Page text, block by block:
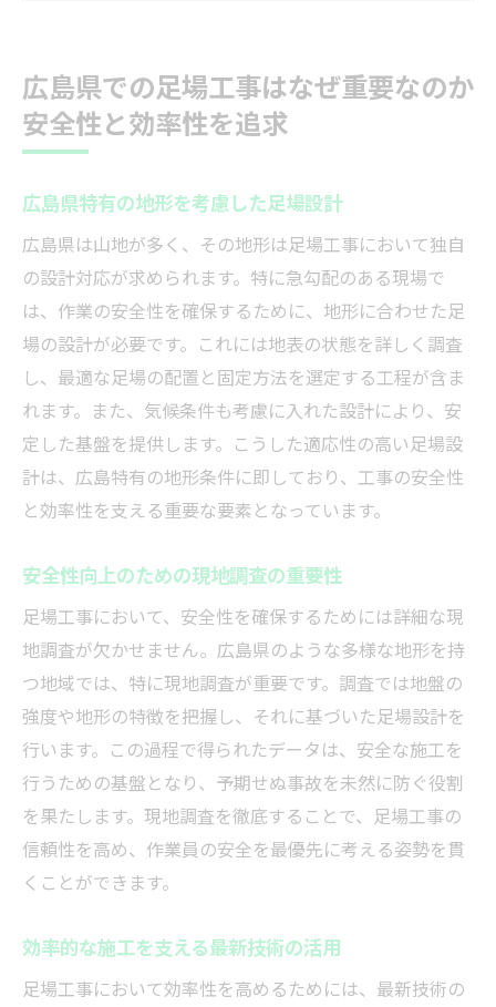
足場工事が地域社会に与える影響
足場工事の選び方広島県で信頼できる業者を見
業者選定の基準となる安全対策の確認
施工実績と顧客の声をチェックする方法
広島県内での地元密着型業者の利点
適切な見積もりを得るためのポイント
契約前に確認すべき保証内容
業者選びで失敗しないための注意点
広島県での具体的な足場工事事例施工の流れと
ポイント
代表的な施工事例に学ぶ成功の秘訣
工期短縮を可能にする効率的な工程管理
足場工事でのリスク管理とその実践
施工後の評価と継続的改善の取り組み
地域特性を考慮した柔軟な対応策
足場工事がもたらす現場での安全性と生産性の
向上
安全基準を遵守した足場設計の重要性
生産性向上を実現する設計の工夫
足場が担う現場環境の改善
安全性を高めるための技術革新
プロジェクト全体への影響を考慮した設計
広島県での足場工事はなぜ重要なのか
安全性と効率性を追求
広島県特有の地形を考慮した足場設計
広島県は山地が多く、その地形は足場工事において独自
の設計対応が求められます。特に急勾配のある現場で
は、作業の安全性を確保するために、地形に合わせた足
場の設計が必要です。これには地表の状態を詳しく調査
し、最適な足場の配置と固定方法を選定する工程が含ま
れます。また、気候条件も考慮に入れた設計により、安
定した基盤を提供します。こうした適応性の高い足場設
計は、広島特有の地形条件に即しており、工事の安全性
と効率性を支える重要な要素となっています。
安全性向上のための現地調査の重要性
足場工事において、安全性を確保するためには詳細な現
地調査が欠かせません。広島県のような多様な地形を持
つ地域では、特に現地調査が重要です。調査では地盤の
強度や地形の特徴を把握し、それに基づいた足場設計を
行います。この過程で得られたデータは、安全な施工を
行うための基盤となり、予期せぬ事故を未然に防ぐ役割
を果たします。現地調査を徹底することで、足場工事の
信頼性を高め、作業員の安全を最優先に考える姿勢を貫
くことができます。
効率的な施工を支える最新技術の活用
足場工事において効率性を高めるためには、最新技術の